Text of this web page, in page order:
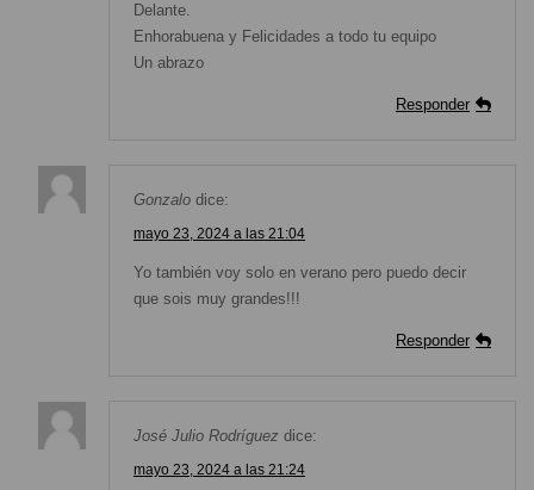
Delante.
Enhorabuena y Felicidades a todo tu equipo
Un abrazo
Responder
Gonzalo dice:
mayo 23, 2024 a las 21:04
Yo también voy solo en verano pero puedo decir
que sois muy grandes!!!
Responder
José Julio Rodríguez dice:
mayo 23, 2024 a las 21:24